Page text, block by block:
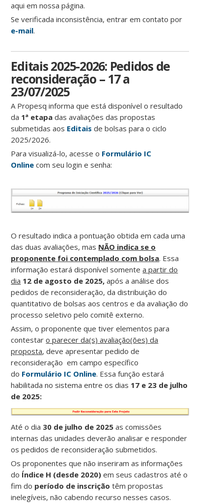
aqui em nossa página.
Se verificada inconsistência, entrar em contato por
e-mail.
Editais 2025-2026: Pedidos de
reconsideração – 17 a
23/07/2025
A Propesq informa que está disponível o resultado
da 1ª etapa das avaliações das propostas
submetidas aos Editais de bolsas para o ciclo
2025/2026.
Para visualizá-lo, acesse o Formulário IC
Online com seu login e senha:
O resultado indica a pontuação obtida em cada uma
das duas avaliações, mas NÃO indica se o
proponente foi contemplado com bolsa. Essa
informação estará disponível somentea partir do
dia 12 de agosto de 2025, após a análise dos
pedidos de reconsideração, da distribuição do
quantitativo de bolsas aos centros e da avaliação do
processo seletivo pelo comitê externo.
Assim, o proponente que tiver elementos para
contestaro parecer da(s) avaliação(ões) da
proposta, deve apresentar pedido de
reconsideração em campo específico
do Formulário IC Online. Essa função estará
habilitada no sistema entre os dias 17 e 23 de julho
de 2025:
Até o dia 30 de julho de 2025 as comissões
internas das unidades deverão analisar e responder
os pedidos de reconsideração submetidos.
Os proponentes que não inseriram as informações
do Índice H (desde 2020) em seus cadastros até o
fim do período de inscrição têm propostas
inelegíveis, não cabendo recurso nesses casos.